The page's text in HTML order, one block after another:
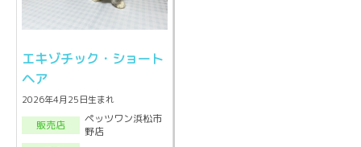
エキゾチック・ショート
ヘア
2026年4月25日生まれ
販売店
ペッツワン浜松市
野店